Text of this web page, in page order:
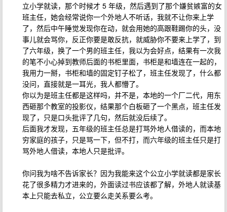
立小学就读，那个时候才 5 年级，然后遇到了那个嫌贫嫉富的女
班主任，她会经常说你一个外地人不听话，我就不让你来上学
了，然后中午睡觉发现你在动，就会用她的高跟鞋踢你的头，没
事儿就会骂你，反正你要是敢反抗，就威胁你不要来上学了，到
了六年级，换了一个男的班主任，我以为会好点，结果有一次我
的笔不小心掉到教师后面的书柜里面，书柜是和墙连在一起的，
我用力一掰，书柜和墙的固定钉子松了，班主任发现了，什么都
没问，直接就是一耳光，我人都懵了。
你以为是班主任都是这样吗，并不是，本地的一个厂二代，用东
西砸那个教室的投影仪，结果那个白板砸了一个黑点，班主任发
现了，只是口头批评了几句，然后就没后续了。
后面我才发现，五年级的班主任总是打骂外地人借读的，而本地
穷家庭的孩子，只是骂一下，但不打，而六年级的班主任只是打
骂外地人借读，本地人只是批评。
你问我为啥不告诉家长？因为我能来这个公立小学就读都是家长
花了很多精力才进来的，外面读过书应该都了解，外地人就读基
本上只能去私立，公立要么走关系要么考。